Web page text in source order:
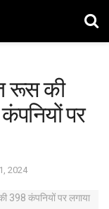
रूस की
पर
2024